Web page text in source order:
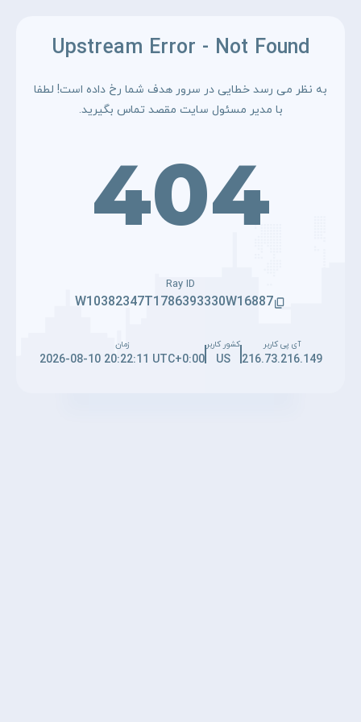
Upstream Error - Not Found
به نظر می رسد خطایی در سرور هدف شما رخ داده است! لطفا
با مدیر مسئول سایت مقصد تماس بگیرید.
404
Ray ID
W10382347T1786393330W16887
آی پی کاربر
216.73.216.149
کشور کاربر
US
زمان
2026-08-10 20:22:11 UTC+0:00